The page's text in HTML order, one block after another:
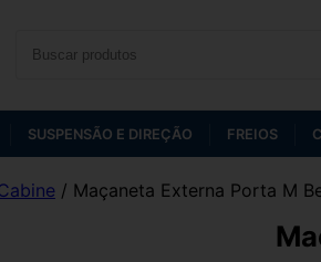
SUSPENSÃO E DIREÇÃO FREIOS
/ Maçaneta Externa Porta M